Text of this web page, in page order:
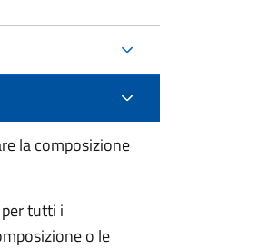
la composizione
tutti i
o le